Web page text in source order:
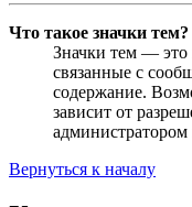
Что такое значки тем?
Значки тем — это
связанные с
содержание.
зависит от
Вернуться к началу